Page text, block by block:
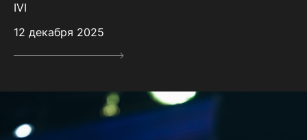
IVI
12 декабря 2025